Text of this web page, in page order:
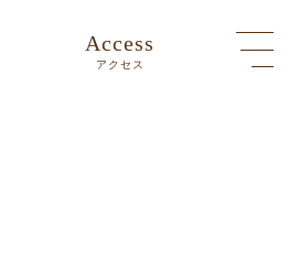
Access
アクセス